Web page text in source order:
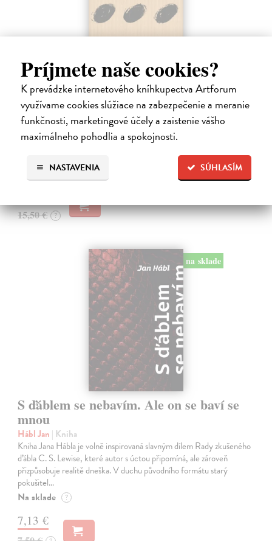
Príjmete naše cookies?
K prevádzke internetového kníhkupectva Artforum
využívame cookies slúžiace na zabezpečenie a meranie
funkčnosti, marketingové účely a zaistenie vášho
maximálneho pohodlia a spokojnosti.
SÚHLASÍM
NASTAVENIA
Pomalost
Kundera Milan| Kniha
Pomalost, chronologicky první ze čtyř románů Milana Kundery
napsaných francouzsky, vychází v českém překladu Anny
Kareninové. Vydávání Kunderových románů v českém jazyce se
Na sklade ?
15,50 € ?
na sklade
S ďáblem se nebavím. Ale on se baví se
mnou
Hábl Jan | Kniha
Kniha Jana Hábla je volně inspirovaná slavným dílem Rady zkušeného
ďábla C. S. Lewise, které autor s úctou připomíná, ale zároveň
přizpůsobuje realitě dneška. V duchu původního formátu starý
pokušitel…
Na sklade ?
7,13 €